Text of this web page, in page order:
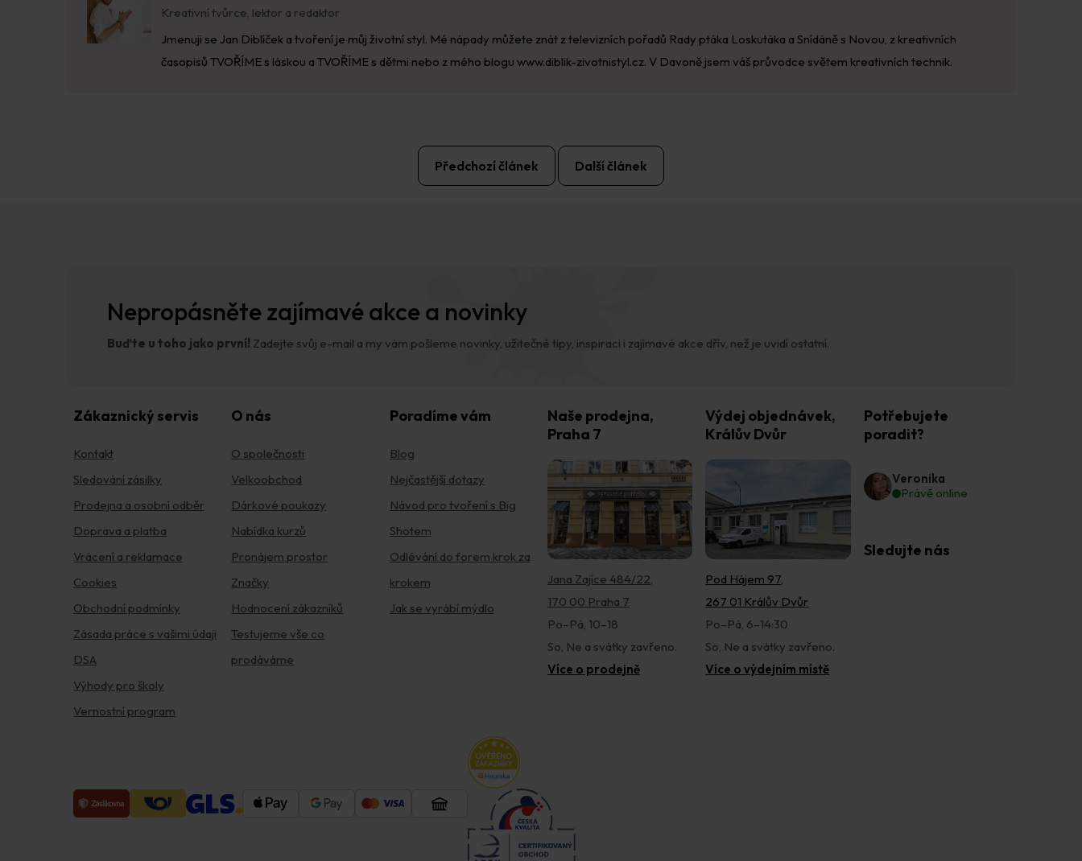
Kreativní tvůrce, lektor a redaktor
Jmenuji se Jan Diblíček a tvoření je můj životní styl. Mé nápady můžete znát z televizních pořadů Rady ptáka Loskutáka a Snídáně s Novou, z kreativních
časopisů TVOŘÍME s láskou a TVOŘÍME s dětmi nebo z mého blogu www.diblik-zivotnistyl.cz. V Davoně jsem váš průvodce světem kreativních technik.
Předchozí článek Další článek
Nepropásněte zajímavé akce a novinky
Buďte u toho jako první! Zadejte svůj e-mail a my vám pošleme novinky, užitečné tipy, inspiraci i zajímavé akce dřív, než je uvidí ostatní.
Zákaznický servis
Kontakt
Sledování zásilky
Prodejna a osobní odběr
Doprava a platba
Vrácení a reklamace
Cookies
Obchodní podmínky
Zásada práce s vašimi údaji
DSA
Výhody pro školy
Vernostní program
O nás
O společnosti
Velkoobchod
Dárkové poukazy
Nabídka kurzů
Pronájem prostor
Značky
Hodnocení zákazníků
Testujeme vše co
prodáváme
Poradíme vám
Blog
Nejčastější dotazy
Návod pro tvoření s Big
Shotem
Odlévání do forem krok za
krokem
Jak se vyrábí mýdlo
Naše prodejna,
Praha 7
Jana Zajíce 484/22,
170 00 Praha 7
Po–Pá, 10–18
So, Ne a svátky zavřeno.
Více o prodejně
Výdej objednávek,
Králův Dvůr
Pod Hájem 97,
267 01 Králův Dvůr
Po–Pá, 6–14:30
So, Ne a svátky zavřeno.
Více o výdejním místě
Potřebujete
poradit?
Veronika
Právě online
Sledujte nás